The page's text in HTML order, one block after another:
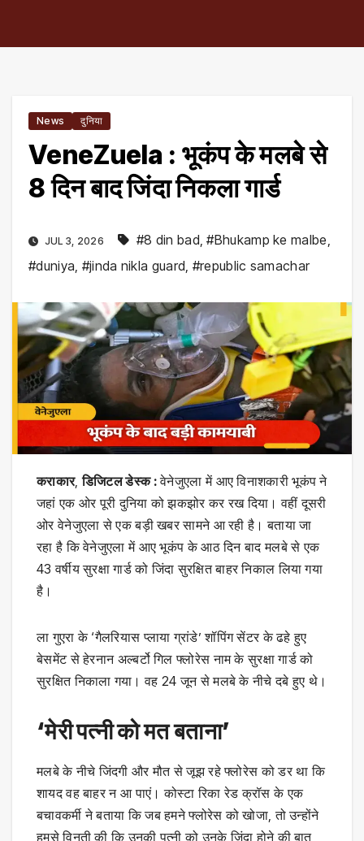
News दुनिया
VeneZuela : भूकंप के मलबे से
8 दिन बाद जिंदा निकला गार्ड
JUL 3, 2026 #8 din bad,#Bhukamp ke malbe,
#duniya, #jinda nikla guard, #republic samachar
कराकार,डिजिटल डेस्क :वेनेजुएला में आए विनाशकारी भूकंप ने
जहां एक ओर पूरी दुनिया को झकझोर कर रख दिया। वहीं दूसरी
ओर वेनेजुएला से एक बड़ी खबर सामने आ रही है। बताया जा
रहा है कि वेनेजुएला में आए भूकंप के आठ दिन बाद मलबे से एक
43 वर्षीय सुरक्षा गार्ड को जिंदा सुरक्षित बाहर निकाल लिया गया
है।
ला गुएरा के ‘गैलरियास प्लाया ग्रांडे’ शॉपिंग सेंटर के ढहे हुए
बेसमेंट से हेरनान अल्बर्टो गिल फ्लोरेस नाम के सुरक्षा गार्ड को
सुरक्षित निकाला गया। वह 24 जून से मलबे के नीचे दबे हुए थे।
‘मेरी पत्नी को मत बताना’
मलबे के नीचे जिंदगी और मौत से जूझ रहे फ्लोरेस को डर था कि
शायद वह बाहर न आ पाएं। कोस्टा रिका रेड क्रॉस के एक
बचावकर्मी ने बताया कि जब हमने फ्लोरेस को खोजा, तो उन्होंने
हमसे विनती की कि उनकी पत्नी को उनके जिंदा होने की बात